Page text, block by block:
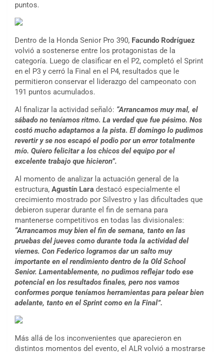
puntos.
Dentro de la Honda Senior Pro 390, Facundo Rodríguez
volvió a sostenerse entre los protagonistas de la
categoría. Luego de clasificar en el P2, completó el Sprint
en el P3 y cerró la Final en el P4, resultados que le
permitieron conservar el liderazgo del campeonato con
191 puntos acumulados.
Al finalizar la actividad señaló: “Arrancamos muy mal, el
sábado no teníamos ritmo. La verdad que fue pésimo. Nos
costó mucho adaptarnos a la pista. El domingo lo pudimos
revertir y se nos escapó el podio por un error totalmente
mío. Quiero felicitar a los chicos del equipo por el
excelente trabajo que hicieron”.
Al momento de analizar la actuación general de la
estructura, Agustín Lara destacó especialmente el
crecimiento mostrado por Silvestro y las dificultades que
debieron superar durante el fin de semana para
mantenerse competitivos en todas las divisionales:
“Arrancamos muy bien el fin de semana, tanto en las
pruebas del jueves como durante toda la actividad del
viernes. Con Federico logramos dar un salto muy
importante en el rendimiento dentro de la Old School
Senior. Lamentablemente, no pudimos reflejar todo ese
potencial en los resultados finales, pero nos vamos
conformes porque teníamos herramientas para pelear bien
adelante, tanto en el Sprint como en la Final”.
Más allá de los inconvenientes que aparecieron en
distintos momentos del evento, el ALR volvió a mostrarse